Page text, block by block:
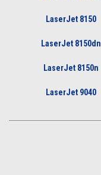
LaserJet 8150
LaserJet 8150dn
LaserJet 8150n
LaserJet 9040